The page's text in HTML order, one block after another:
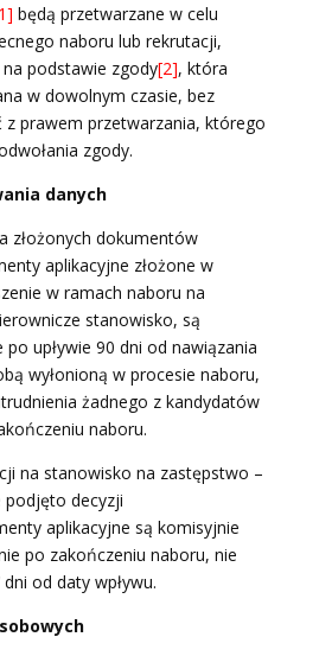
będą przetwarzane w celu
naboru lub rekrutacji,
podstawie zgody[2], która
w dowolnym czasie, bez
z prawem przetwarzania, którego
zgody.
danych
złożonych dokumentów
aplikacyjne złożone w
w ramach naboru na
stanowisko, są
upływie 90 dni od nawiązania
wyłonioną w procesie naboru,
żadnego z kandydatów
naboru.
na stanowisko na zastępstwo –
podjęto decyzji
aplikacyjne są komisyjnie
po zakończeniu naboru, nie
od daty wpływu.